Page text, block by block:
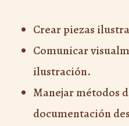
Crear piezas
Comunicar
ilustración.
Manejar métodos
documentación